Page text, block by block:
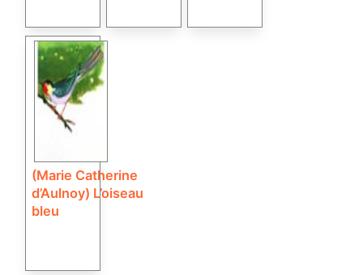
(Marie Catherine
d’Aulnoy) L’oiseau
bleu